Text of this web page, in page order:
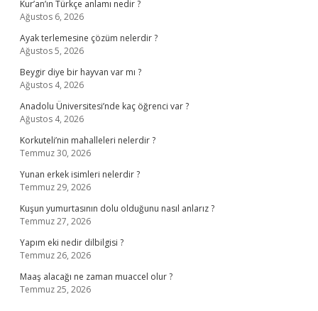
Kur’an’ın Türkçe anlamı nedir ?
Ağustos 6, 2026
Ayak terlemesine çözüm nelerdir ?
Ağustos 5, 2026
Beygir diye bir hayvan var mı ?
Ağustos 4, 2026
Anadolu Üniversitesi’nde kaç öğrenci var ?
Ağustos 4, 2026
Korkuteli’nin mahalleleri nelerdir ?
Temmuz 30, 2026
Yunan erkek isimleri nelerdir ?
Temmuz 29, 2026
Kuşun yumurtasının dolu olduğunu nasıl anlarız ?
Temmuz 27, 2026
Yapım eki nedir dilbilgisi ?
Temmuz 26, 2026
Maaş alacağı ne zaman muaccel olur ?
Temmuz 25, 2026